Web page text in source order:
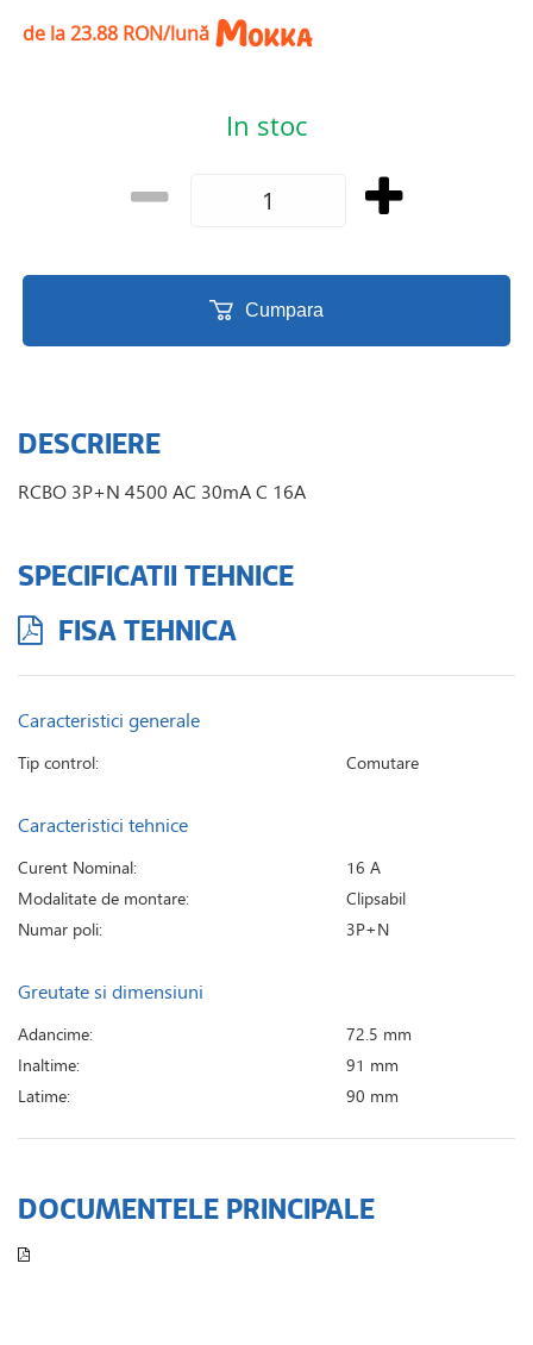
de la 23.88 RON/lună
In stoc
Cumpara
DESCRIERE
RCBO 3P+N 4500 AC 30mA C 16A
SPECIFICATII TEHNICE
FISA TEHNICA
Caracteristici generale
Tip control: Comutare
Caracteristici tehnice
Curent Nominal:
16 A
Modalitate de montare:
Clipsabil
Numar poli:
3P+N
Greutate si dimensiuni
Adancime:
72.5 mm
Inaltime:
91 mm
Latime:
90 mm
DOCUMENTELE PRINCIPALE